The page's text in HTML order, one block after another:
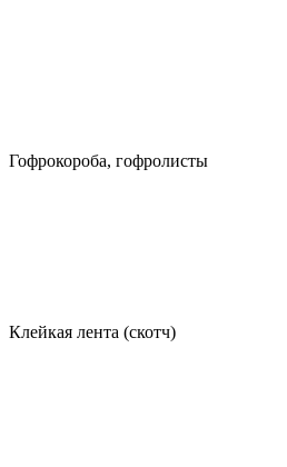
Гофрокороба, гофролисты
Клейкая лента (скотч)